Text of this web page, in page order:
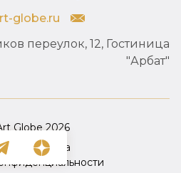
globe.ru
переулок, 12, Гостиница
"Арбат"
Globe 2026